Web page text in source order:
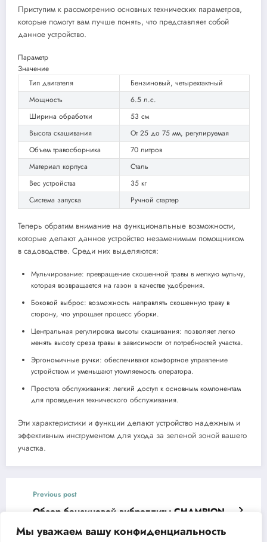
Мы уважаем вашу конфиденциальность
Приступим к рассмотрению основных технических параметров,
которые помогут вам лучше понять, что представляет собой
данное устройство.
Параметр
Значение
Тип двигателя
Бензиновый, четырехтактный
Мощность
6.5 л.с.
Ширина обработки
53 см
Высота скашивания
От 25 до 75 мм, регулируемая
Объем травосборника
70 литров
Материал корпуса
Сталь
Вес устройства
35 кг
Система запуска
Ручной стартер
Теперь обратим внимание на функциональные возможности,
которые делают данное устройство незаменимым помощником
в садоводстве. Среди них выделяются:
Мульчирование: превращение скошенной травы в мелкую мульчу,
которая возвращается на газон в качестве удобрения.
Боковой выброс: возможность направлять скошенную траву в
сторону, что упрощает процесс уборки.
Центральная регулировка высоты скашивания: позволяет легко
менять высоту среза травы в зависимости от потребностей участка.
Эргономичные ручки: обеспечивают комфортное управление
устройством и уменьшают утомляемость оператора.
Простота обслуживания: легкий доступ к основным компонентам
для проведения технического обслуживания.
Эти характеристики и функции делают устройство надежным и
эффективным инструментом для ухода за зеленой зоной вашего
участка.
Previous post
Обзор бензиновой виброплиты CHAMPION